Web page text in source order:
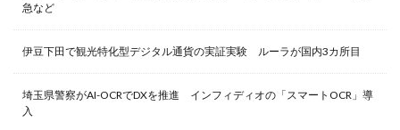
急など
伊豆下田で観光特化型デジタル通貨の実証実験 ルーラが国内3カ所目
埼玉県警察がAI-OCRでDXを推進 インフィディオの「スマートOCR」導
入